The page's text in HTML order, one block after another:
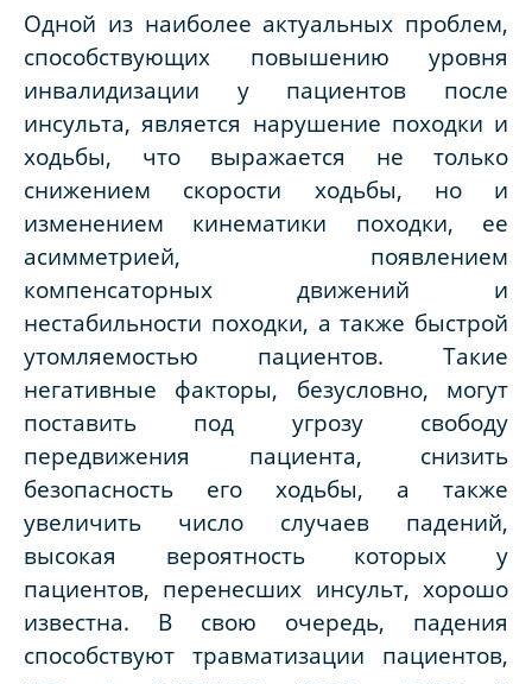
Одной из наиболее актуальных проблем,
способствующих повышению уровня
инвалидизации у пациентов после
инсульта, является нарушение походки и
ходьбы, что выражается не только
снижением скорости ходьбы, но и
изменением кинематики походки, ее
асимметрией, появлением
компенсаторных движений и
нестабильности походки, а также быстрой
утомляемостью пациентов. Такие
негативные факторы, безусловно, могут
поставить под угрозу свободу
передвижения пациента, снизить
безопасность его ходьбы, а также
увеличить число случаев падений,
высокая вероятность которых у
пациентов, перенесших инсульт, хорошо
известна. В свою очередь, падения
способствуют травматизации пациентов,